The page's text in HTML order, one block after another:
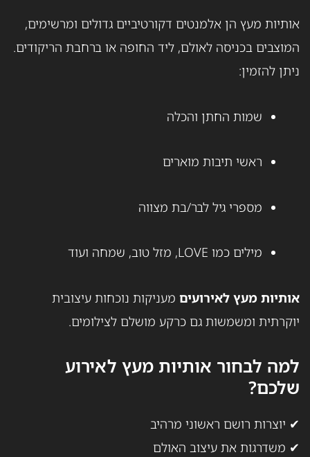
אותיות מעץ הן אלמנטים דקורטיביים גדולים ומרשימים,
המוצבים בכניסה לאולם, ליד החופה או ברחבת הריקודים.
ניתן להזמין:
שמות החתן והכלה
ראשי תיבות מוארים
מספרי גיל לבר/בת מצווה
מילים כמו LOVE, מזל טוב, שמחה ועוד
אותיות מעץ לאירועים מעניקות נוכחות עיצובית
יוקרתית ומשמשות גם כרקע מושלם לצילומים.
למה לבחור אותיות מעץ לאירוע
שלכם?
✔ יוצרות רושם ראשוני מרהיב
✔ משדרגות את עיצוב האולם